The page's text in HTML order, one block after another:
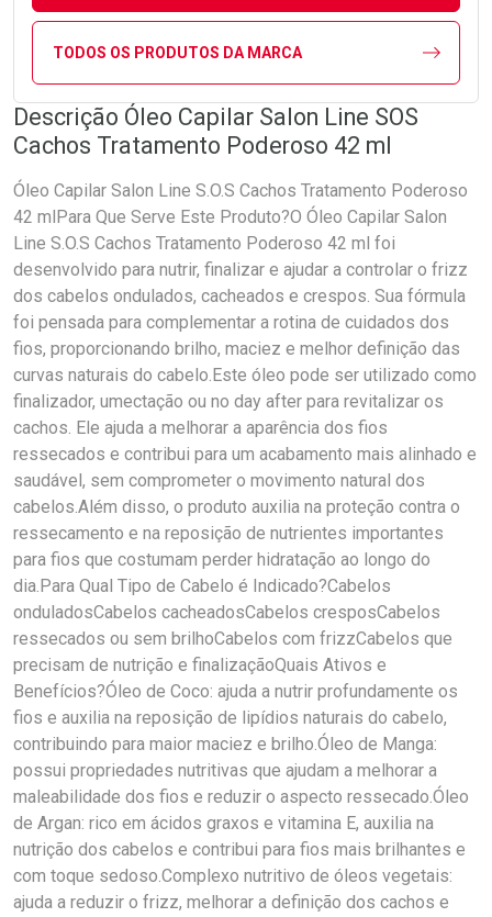
TODOS OS PRODUTOS DA MARCA
Descrição Óleo Capilar Salon Line SOS
Cachos Tratamento Poderoso 42 ml
Óleo Capilar Salon Line S.O.S Cachos Tratamento Poderoso
42 mlPara Que Serve Este Produto?O Óleo Capilar Salon
Line S.O.S Cachos Tratamento Poderoso 42 ml foi
desenvolvido para nutrir, finalizar e ajudar a controlar o frizz
dos cabelos ondulados, cacheados e crespos. Sua fórmula
foi pensada para complementar a rotina de cuidados dos
fios, proporcionando brilho, maciez e melhor definição das
curvas naturais do cabelo.Este óleo pode ser utilizado como
finalizador, umectação ou no day after para revitalizar os
cachos. Ele ajuda a melhorar a aparência dos fios
ressecados e contribui para um acabamento mais alinhado e
saudável, sem comprometer o movimento natural dos
cabelos.Além disso, o produto auxilia na proteção contra o
ressecamento e na reposição de nutrientes importantes
para fios que costumam perder hidratação ao longo do
dia.Para Qual Tipo de Cabelo é Indicado?Cabelos
onduladosCabelos cacheadosCabelos cresposCabelos
ressecados ou sem brilhoCabelos com frizzCabelos que
precisam de nutrição e finalizaçãoQuais Ativos e
Benefícios?Óleo de Coco: ajuda a nutrir profundamente os
fios e auxilia na reposição de lipídios naturais do cabelo,
contribuindo para maior maciez e brilho.Óleo de Manga:
possui propriedades nutritivas que ajudam a melhorar a
maleabilidade dos fios e reduzir o aspecto ressecado.Óleo
de Argan: rico em ácidos graxos e vitamina E, auxilia na
nutrição dos cabelos e contribui para fios mais brilhantes e
com toque sedoso.Complexo nutritivo de óleos vegetais:
ajuda a reduzir o frizz, melhorar a definição dos cachos e